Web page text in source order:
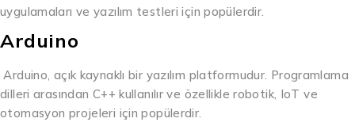
uygulamaları ve yazılım testleri için popülerdir.
Arduino
Arduino, açık kaynaklı bir yazılım platformudur. Programlama
dilleri arasından C++ kullanılır ve özellikle robotik, IoT ve
otomasyon projeleri için popülerdir.